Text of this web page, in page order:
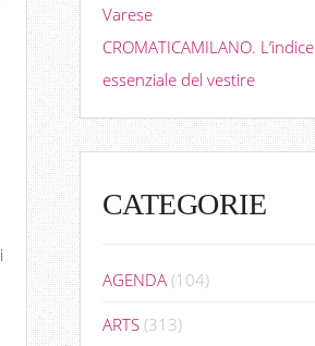
Varese
CROMATICAMILANO. L’indice
essenziale del vestire
CATEGORIE
AGENDA (104)
ARTS (313)